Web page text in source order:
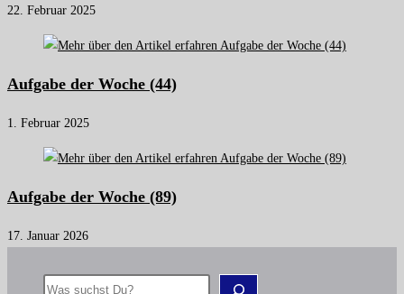
22. Februar 2025
Aufgabe der Woche (44)
1. Februar 2025
Aufgabe der Woche (89)
17. Januar 2026
Suchen